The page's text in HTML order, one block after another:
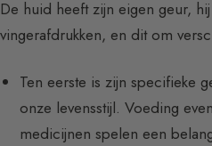
De huid heeft zijn eigen geur,
vingerafdrukken, en dit om
Ten eerste is zijn specifieke
onze levensstijl. Voeding
medicijnen spelen een